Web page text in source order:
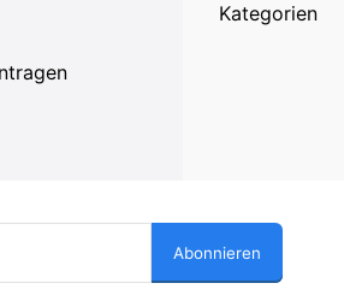
Kategorien
Abonnieren